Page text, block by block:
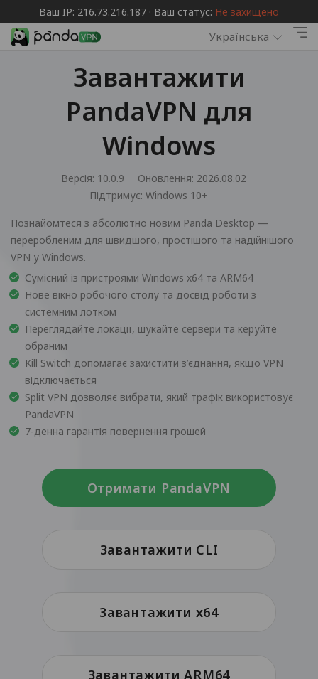
Ваш IP: 216.73.216.187 · Ваш статус: Не захищено
Українська
Завантажити
PandaVPN для
Windows
Версія: 10.0.9
Оновлення: 2026.08.02
Підтримує: Windows 10+
Познайомтеся з абсолютно новим Panda Desktop —
переробленим для швидшого, простішого та надійнішого
VPN у Windows.
Сумісний із пристроями Windows x64 та ARM64
Нове вікно робочого столу та досвід роботи з
системним лотком
Переглядайте локації, шукайте сервери та керуйте
обраним
Kill Switch допомагає захистити з’єднання, якщо VPN
відключається
Split VPN дозволяє вибрати, який трафік використовує
PandaVPN
7-денна гарантія повернення грошей
Отримати PandaVPN
Завантажити CLI
Завантажити x64
Завантажити ARM64